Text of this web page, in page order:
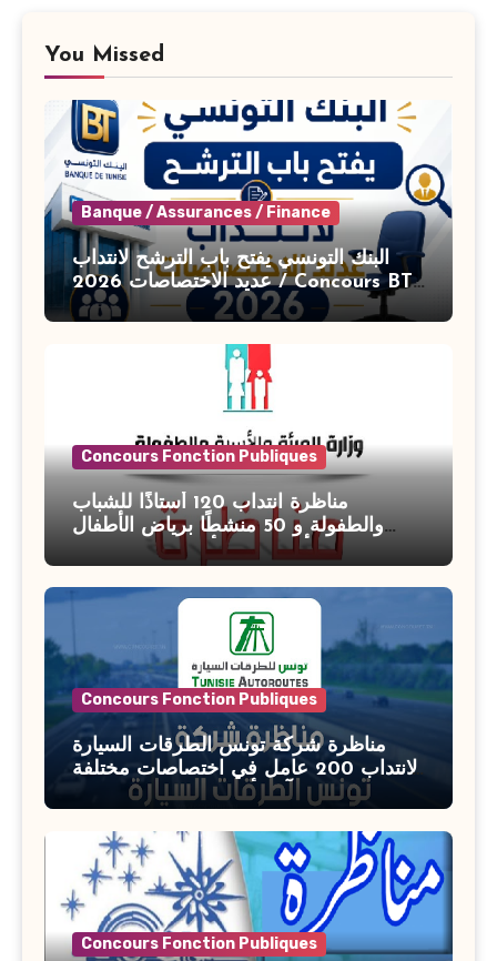
You Missed
Banque / Assurances / Finance
البنك التونسي يفتح باب الترشح لانتداب
عديد الاختصاصات 2026 / Concours BT
Banque de Tunisie 2026
Concours Fonction Publiques
مناظرة انتداب 120 أستاذًا للشباب
والطفولة و 50 منشطًا برياض الأطفال
بوزارة الأسرة والمرأة والطفولة وكبار
السن آخر أجل للتسجيل : 27 جويلية 2026
Concours Fonction Publiques
مناظرة شركة تونس الطرقات السيارة
لانتداب 200 عامل في اختصاصات مختلفة
آخر أجل : 21 جويلية 2026
Concours Fonction Publiques